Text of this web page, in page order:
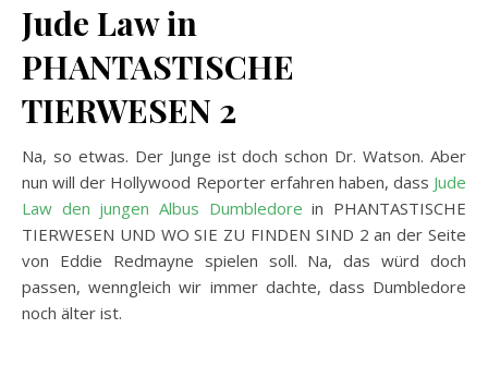
Jude Law in
PHANTASTISCHE
TIERWESEN 2
Na, so etwas. Der Junge ist doch schon Dr. Watson. Aber
nun will der Hollywood Reporter erfahren haben, dass Jude
Law den jungen Albus Dumbledorein PHANTASTISCHE
TIERWESEN UND WO SIE ZU FINDEN SIND 2 an der Seite
von Eddie Redmayne spielen soll. Na, das würd doch
passen, wenngleich wir immer dachte, dass Dumbledore
noch älter ist.